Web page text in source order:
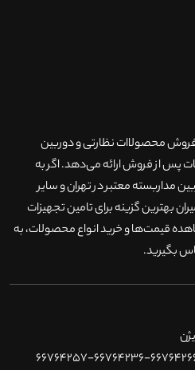
۲۰سال سابقه فروش محصولاات نظارتی و دوربین
پس از فروش ارائه می‌دهد. اگر به
مداربسته معتبر در تهران و سایر
بهترین گزینه برای تامین تجهیزات
قیمت‌ها و خرید انواع محصولات، به
بگیرید.